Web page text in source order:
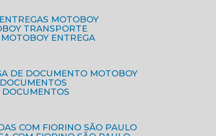
ENTREGAS MOTOBOY
TRANSPORTE
MOTOBOY ENTREGA
DE DOCUMENTO MOTOBOY
DOCUMENTOS
COM FIORINO SÃO PAULO